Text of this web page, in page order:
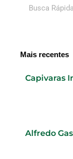
Mais recentes
Capivaras
Alfredo